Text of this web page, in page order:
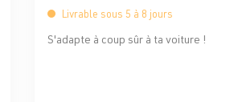
Livrable sous 5 à 8 jours
S'adapte à coup sûr à ta voiture !